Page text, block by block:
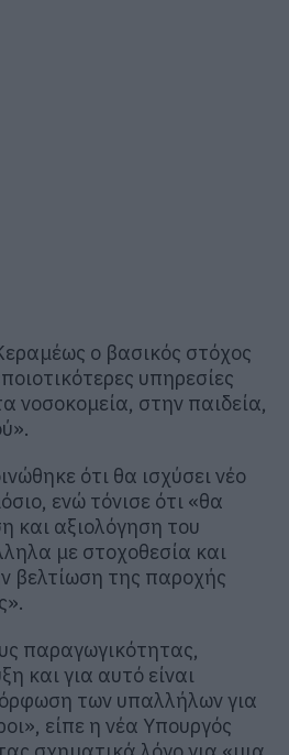
ο βασικός στόχος
υπηρεσίες
νοσοκομεία, στην παιδεία,
ότι θα ισχύσει νέο
ενώ τόνισε ότι «θα
και αξιολόγηση του
με στοχοθεσία και
βελτίωση της παροχής
παραγωγικότητας,
και για αυτό είναι
των υπαλλήλων για
είπε η νέα Υπουργός